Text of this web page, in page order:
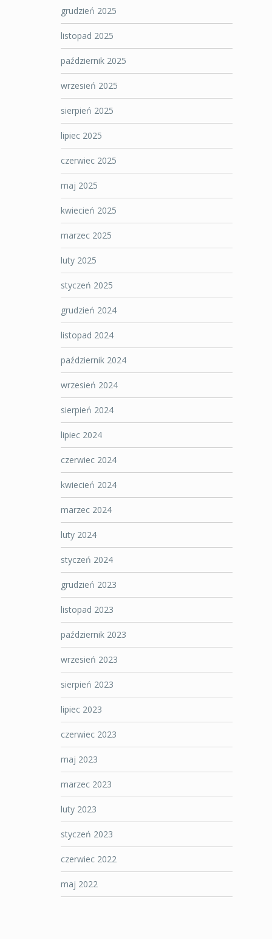
grudzień 2025
listopad 2025
październik 2025
wrzesień 2025
sierpień 2025
lipiec 2025
czerwiec 2025
maj 2025
kwiecień 2025
marzec 2025
luty 2025
styczeń 2025
grudzień 2024
listopad 2024
październik 2024
wrzesień 2024
sierpień 2024
lipiec 2024
czerwiec 2024
kwiecień 2024
marzec 2024
luty 2024
styczeń 2024
grudzień 2023
listopad 2023
październik 2023
wrzesień 2023
sierpień 2023
lipiec 2023
czerwiec 2023
maj 2023
marzec 2023
luty 2023
styczeń 2023
czerwiec 2022
maj 2022